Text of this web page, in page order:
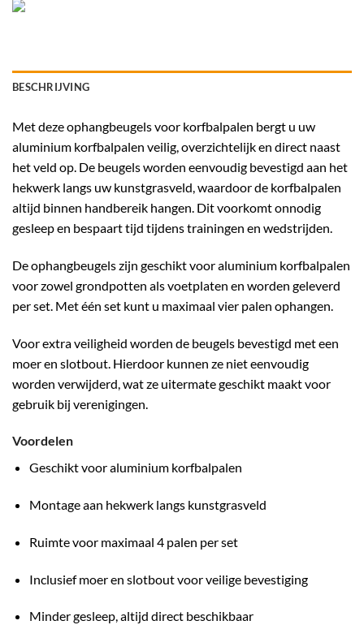
BESCHRIJVING
Met deze ophangbeugels voor korfbalpalen bergt u uw
aluminium korfbalpalen veilig, overzichtelijk en direct naast
het veld op. De beugels worden eenvoudig bevestigd aan het
hekwerk langs uw kunstgrasveld, waardoor de korfbalpalen
altijd binnen handbereik hangen. Dit voorkomt onnodig
gesleep en bespaart tijd tijdens trainingen en wedstrijden.
De ophangbeugels zijn geschikt voor aluminium korfbalpalen
voor zowel grondpotten als voetplaten en worden geleverd
per set. Met één set kunt u maximaal vier palen ophangen.
Voor extra veiligheid worden de beugels bevestigd met een
moer en slotbout. Hierdoor kunnen ze niet eenvoudig
worden verwijderd, wat ze uitermate geschikt maakt voor
gebruik bij verenigingen.
Voordelen
Geschikt voor aluminium korfbalpalen
Montage aan hekwerk langs kunstgrasveld
Ruimte voor maximaal 4 palen per set
Inclusief moer en slotbout voor veilige bevestiging
Minder gesleep, altijd direct beschikbaar